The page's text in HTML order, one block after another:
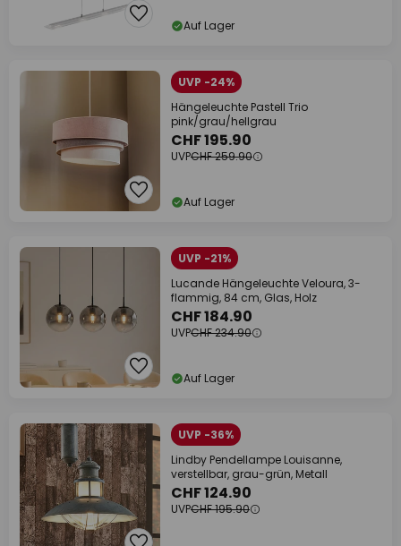
Auf Lager
UVP -24%
Hängeleuchte Pastell Trio
pink/grau/hellgrau
CHF 195.90
UVPCHF 259.90
Auf Lager
UVP -21%
Lucande Hängeleuchte Veloura, 3-
flammig, 84 cm, Glas, Holz
CHF 184.90
UVPCHF 234.90
Auf Lager
UVP -36%
Lindby Pendellampe Louisanne,
verstellbar, grau-grün, Metall
CHF 124.90
UVPCHF 195.90